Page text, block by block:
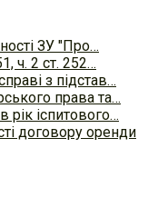
ЗУ "Про…
ч. 2 ст. 252…
з підстав…
права та…
рік іспитового…
договору оренди